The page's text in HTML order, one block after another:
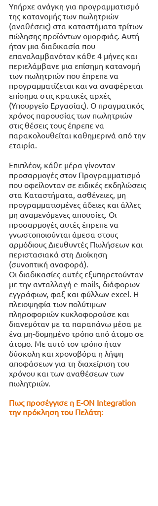
Υπήρχε ανάγκη για προγραμματισμό
της κατανομής των πωλητριών
(αναθέσεις) στα καταστήματα τρίτων
πώλησης προϊόντων ομορφιάς. Αυτή
ήταν μια διαδικασία που
επαναλαμβανόταν κάθε 4 μήνες και
περιελάμβανε μια επίσημη κατανομή
των πωλητριών που έπρεπε να
προγραμματίζεται και να αναφέρεται
επίσημα στις κρατικές αρχές
(Υπουργείο Εργασίας). Ο πραγματικός
χρόνος παρουσίας των πωλητριών
στις θέσεις τους έπρεπε να
παρακολουθείται καθημερινά από την
εταιρία.
Επιπλέον, κάθε μέρα γίνονταν
προσαρμογές στον Προγραμματισμό
που οφείλονταν σε ειδικές εκδηλώσεις
στα Καταστήματα, ασθένειες, μη
προγραμματισμένες άδειες και άλλες
μη αναμενόμενες απουσίες. Οι
προσαρμογές αυτές έπρεπε να
γνωστοποιούνται άμεσα στους
αρμόδιους Διευθυντές Πωλήσεων και
περιστασιακά στη Διοίκηση
(συνοπτική αναφορά).
Οι διαδικασίες αυτές εξυπηρετούνταν
με την ανταλλαγή e-mails, διάφορων
εγγράφων, φαξ και φύλλων excel. Η
πλειοψηφία των πολύτιμων
πληροφοριών κυκλοφορούσε και
διανεμόταν με τα παραπάνω μέσα με
ένα μη-δομημένο τρόπο από άτομο σε
άτομο. Με αυτό τον τρόπο ήταν
δύσκολη και χρονοβόρα η λήψη
αποφάσεων για τη διαχείριση του
χρόνου και των αναθέσεων των
πωλητριών.
Πως προσέγγισε η Ε-ΟΝ Integration
την πρόκληση του Πελάτη: